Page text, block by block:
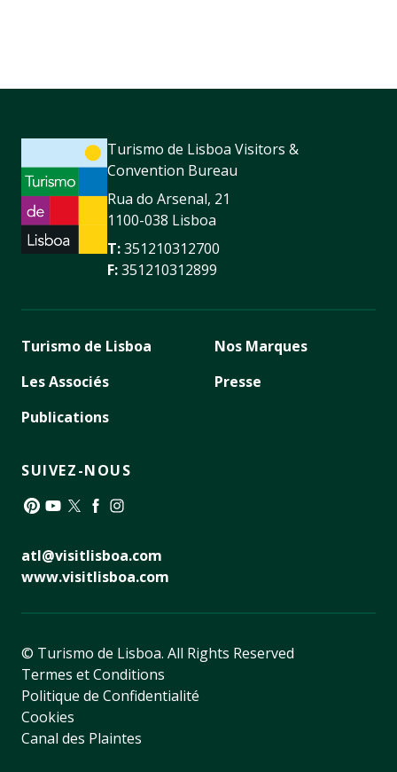
Turismo de Lisboa Visitors &
Convention Bureau
Rua do Arsenal, 21
1100-038 Lisboa
T:351210312700
F:351210312899
Turismo de Lisboa
Les Associés
Publications
Nos Marques
Presse
SUIVEZ-NOUS
atl@visitlisboa.com
www.visitlisboa.com
© Turismo de Lisboa. All Rights Reserved
Termes et Conditions
Politique de Confidentialité
Cookies
Canal des Plaintes